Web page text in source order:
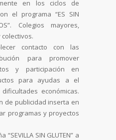
en los ciclos de
el programa “ES SIN
Colegios mayores,
contacto con las
para promover
y participación en
para ayudas a el
económicas.
de publicidad inserta en
programas y proyectos
“SEVILLA SIN GLUTEN” a